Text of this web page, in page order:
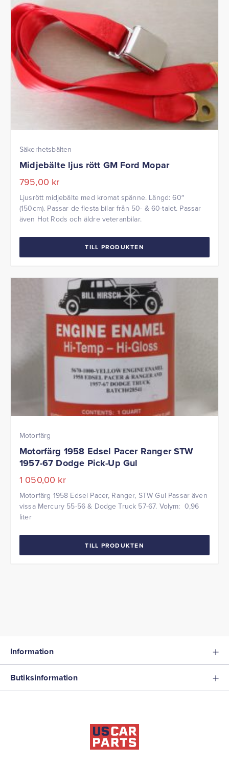
Säkerhetsbälten
Midjebälte ljus rött GM Ford Mopar
795,00 kr
Ljusrött midjebälte med kromat spänne. Längd: 60″
(150cm). Passar de flesta bilar från 50- & 60-talet. Passar
även Hot Rods och äldre veteranbilar.
TILL PRODUKTEN
Motorfärg
Motorfärg 1958 Edsel Pacer Ranger STW
1957-67 Dodge Pick-Up Gul
1 050,00 kr
Motorfärg 1958 Edsel Pacer, Ranger, STW Gul Passar även
vissa Mercury 55-56 & Dodge Truck 57-67. Volym: 0,96
liter
TILL PRODUKTEN
Information
Butiksinformation